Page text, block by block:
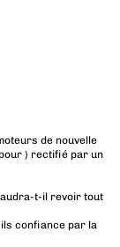
de nouvelle
) rectifié par un
t-il revoir tout
confiance par la